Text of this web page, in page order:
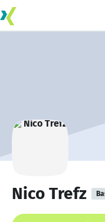
Nico Trefz